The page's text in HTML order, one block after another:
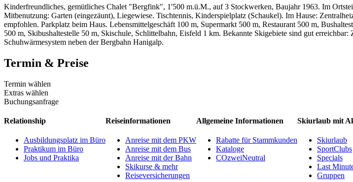
Kinderfreundliches, gemütliches Chalet "Bergfink", 1'500 m.ü.M., auf 3 Stockwerken, Baujahr 1963. Im
Mitbenutzung: Garten (eingezäunt), Liegewiese. Tischtennis, Kinderspielplatz (Schaukel). Im Hause:
empfohlen. Parkplatz beim Haus. Lebensmittelgeschäft 100 m, Supermarkt 500 m, Restaurant 500 m,
500 m, Skibushaltestelle 50 m, Skischule, Schlittelbahn, Eisfeld 1 km. Bekannte Skigebiete sind gut
Schuhwärmesystem neben der Bergbahn Hanigalp.
Termin & Preise
Termin wählen
Extras wählen
Buchungsanfrage
Relationship
Ausbildungsplatz im Büro
Praktikum im Büro
Jobs und Praktika
Reiseinformationen
Anreise mit dem PKW
Anreise mit dem Bus
Anreise mit der Bahn
Skikurse & mehr
Reiseversicherungen
Allgemeine Informationen
Rabatte für Stammkunden
Kataloge
COzweiNeutral
Skiurlaub mit
Skiurlaub
SportClubs
Specials
Last
Gruppen